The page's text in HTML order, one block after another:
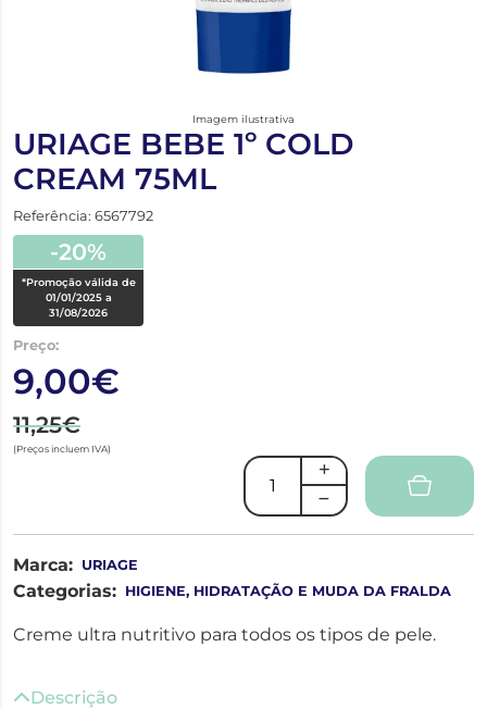
Imagem ilustrativa
URIAGE BEBE 1º COLD
CREAM 75ML
Referência: 6567792
-20%
*Promoção válida de
01/01/2025 a
31/08/2026
Preço:
9,00€
11,25€
(Preços incluem IVA)
Marca: URIAGE
Categorias: HIGIENE, HIDRATAÇÃO E MUDA DA FRALDA
Creme ultra nutritivo para todos os tipos de pele.
Descrição